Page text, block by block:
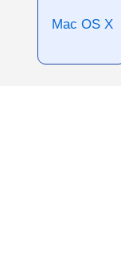
Mac OS X